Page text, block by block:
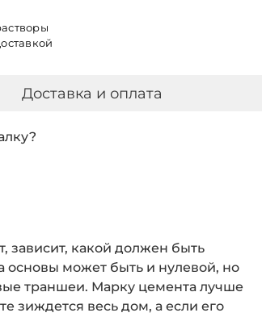
Доставка и оплата
зависит, какой должен быть
основы может быть и нулевой, но
траншеи. Марку цемента лучше
зиждется весь дом, а если его